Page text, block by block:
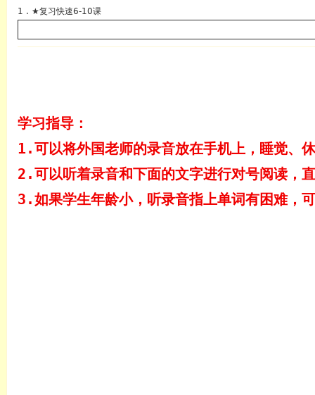
1 . ★复习快速6-10课
学习指导：
1.可以将外国老师的录音放在手机上，睡觉、
2.可以听着录音和下面的文字进行对号阅读，
3.如果学生年龄小，听录音指上单词有困难，